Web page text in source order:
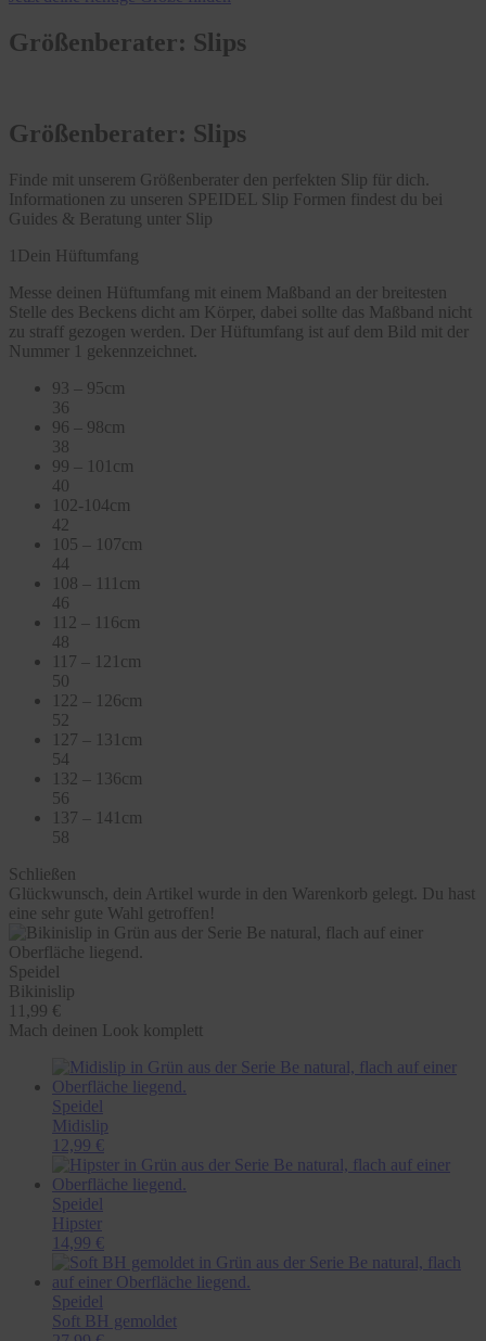
Größenberater: Slips
Größenberater: Slips
Finde mit unserem Größenberater den perfekten Slip für dich.
Informationen zu unseren SPEIDEL Slip Formen findest du bei
Guides & Beratung unter Slip
1 Dein Hüftumfang
Messe deinen Hüftumfang mit einem Maßband an der breitesten
Stelle des Beckens dicht am Körper, dabei sollte das Maßband nicht
zu straff gezogen werden. Der Hüftumfang ist auf dem Bild mit der
Nummer 1 gekennzeichnet.
93 – 95cm
36
96 – 98cm
38
99 – 101cm
40
102-104cm
42
105 – 107cm
44
108 – 111cm
46
112 – 116cm
48
117 – 121cm
50
122 – 126cm
52
127 – 131cm
54
132 – 136cm
56
137 – 141cm
58
Schließen
Glückwunsch, dein Artikel wurde in den Warenkorb gelegt. Du hast
eine sehr gute Wahl getroffen!
Speidel
Bikinislip
11,99 €
Mach deinen Look komplett
Speidel
Midislip
12,99 €
Speidel
Hipster
14,99 €
Speidel
Soft BH gemoldet